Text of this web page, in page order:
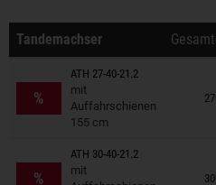
Tandemachser
%
ATH 27-40-21.2
mit
Auffahrschienen
155 cm
Anhänger auf Merkzettel
%
ATH 30-40-21.2
mit
Anhänger auf Merkzettel